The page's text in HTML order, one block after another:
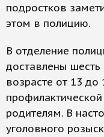
подростков
этом в полицию.
В отделение
доставлены
возрасте от 13 до
родителям. В
уголовного